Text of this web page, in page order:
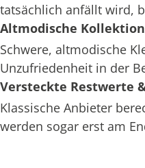
tatsächlich anfällt wird,
Altmodische
Schwere, altmodische
Unzufriedenheit in der
Versteckte Restwerte
Klassische Anbieter
werden sogar erst am